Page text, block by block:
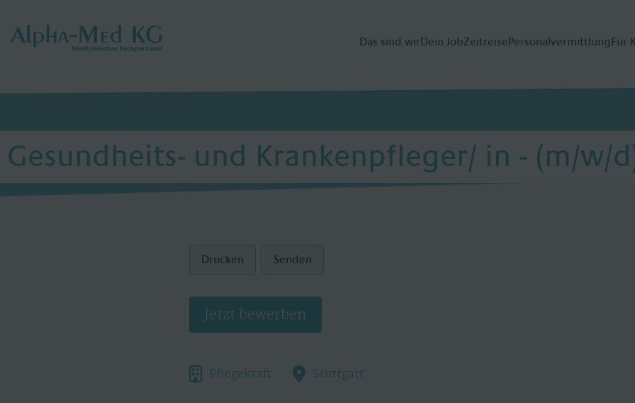
Das sind wirDein JobZeitreisePersonalvermittlung Für
Gesundheits- und Krankenpfleger/ in - (m/w/
Drucken Senden
Jetzt bewerben
Pflegekraft Stuttgart